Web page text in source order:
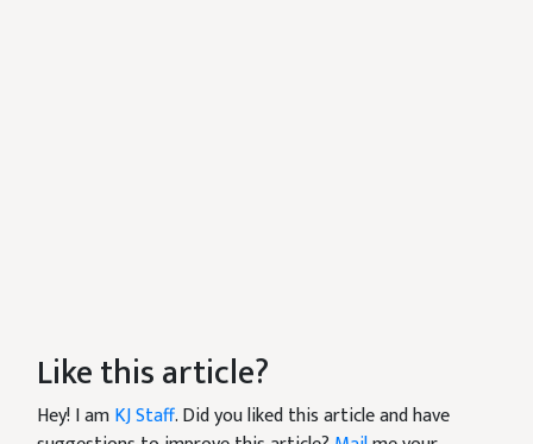
Like this article?
Hey! I amKJ Staff. Did you liked this article and have